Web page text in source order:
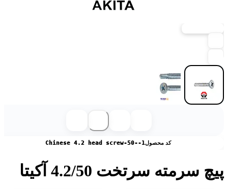
کد محصولChinese 4.2 head screw-50--1
پیچ سرمته سرتخت 4.2/50 آکیتا